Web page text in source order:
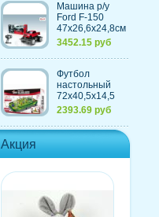
Машина р/у
Ford F-150
47х26,6х24,8см
с
аккумулятором,
4 цвета
3452.15 руб
Футбол
настольный
72х40,5х14,5
см, из
пластмассы+элементы
из металла
2393.69 руб
Акция